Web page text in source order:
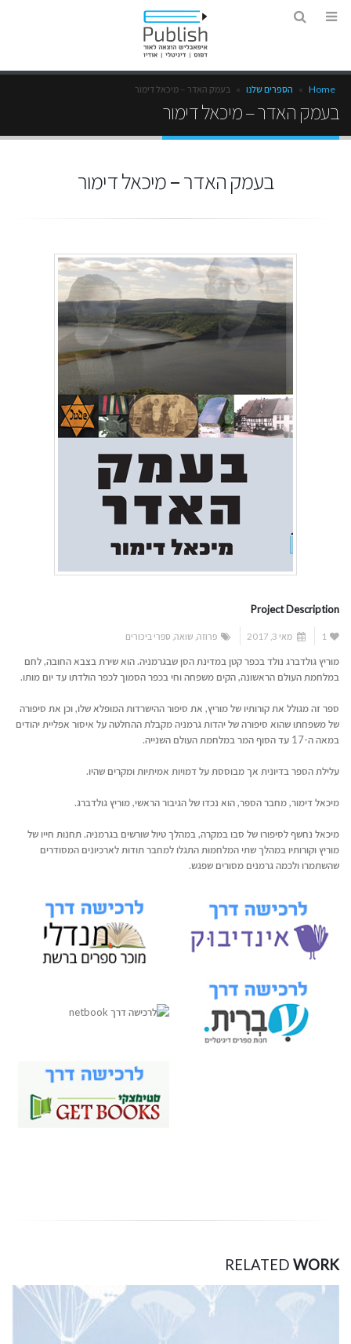
Home
» הספרים שלנו » בעמק האדר – מיכאל דימור
בעמק האדר – מיכאל דימור
בעמק האדר – מיכאל דימור
Project Description
1 מאי 3, 2017 פרוזה שואה ספרי ביכורים
מוריץ גולדברג נולד בכפר קטן במדינת הסן שבגרמניה. הוא שירת בצבא החובה, לחם
במלחמת העולם הראשונה, הקים משפחה וחי בכפר הסמוך לכפר הולדתו עד יום מותו.
ספר זה מגולל את קורותיו של מוריץ, את סיפור ההישרדות המופלא שלו, וכן את סיפורה
של משפחתו שהוא סיפורה של יהדות גרמניה מקבלת ההחלטה על איסור אפליית יהודים
במאה ה-17 עד הסוף המר במלחמת העולם השנייה.
עלילת הספר בדיונית אך מבוססת על דמויות אמיתיות ומקרים שהיו.
מיכאל דימור, מחבר הספר, הוא נכדו של הגיבור הראשי, מוריץ גולדברג.
מיכאל נחשף לסיפורו של סבו במקרה, במהלך טיול שורשים בגרמניה. תחנות חייו של
מוריץ וקורותיו במהלך שתי המלחמות התגלו למחבר תודות לארכיונים המסודרים
שהשתמרו ולכמה גרמנים מסורים שפגש.
RELATED WORK